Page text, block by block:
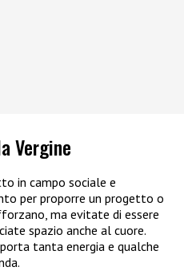
Vergine
in campo sociale e
per proporre un progetto o
ma evitate di essere
spazio anche al cuore.
tanta energia e qualche